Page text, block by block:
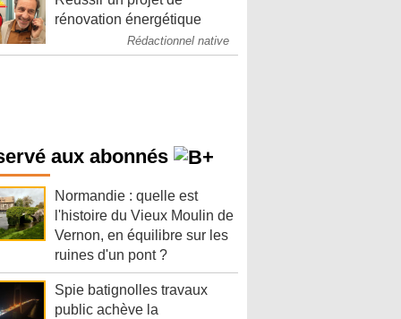
rénovation énergétique
Rédactionnel native
aux abonnés
Normandie : quelle est
l'histoire du Vieux Moulin de
Vernon, en équilibre sur les
ruines d'un pont ?
Spie batignolles travaux
public achève la